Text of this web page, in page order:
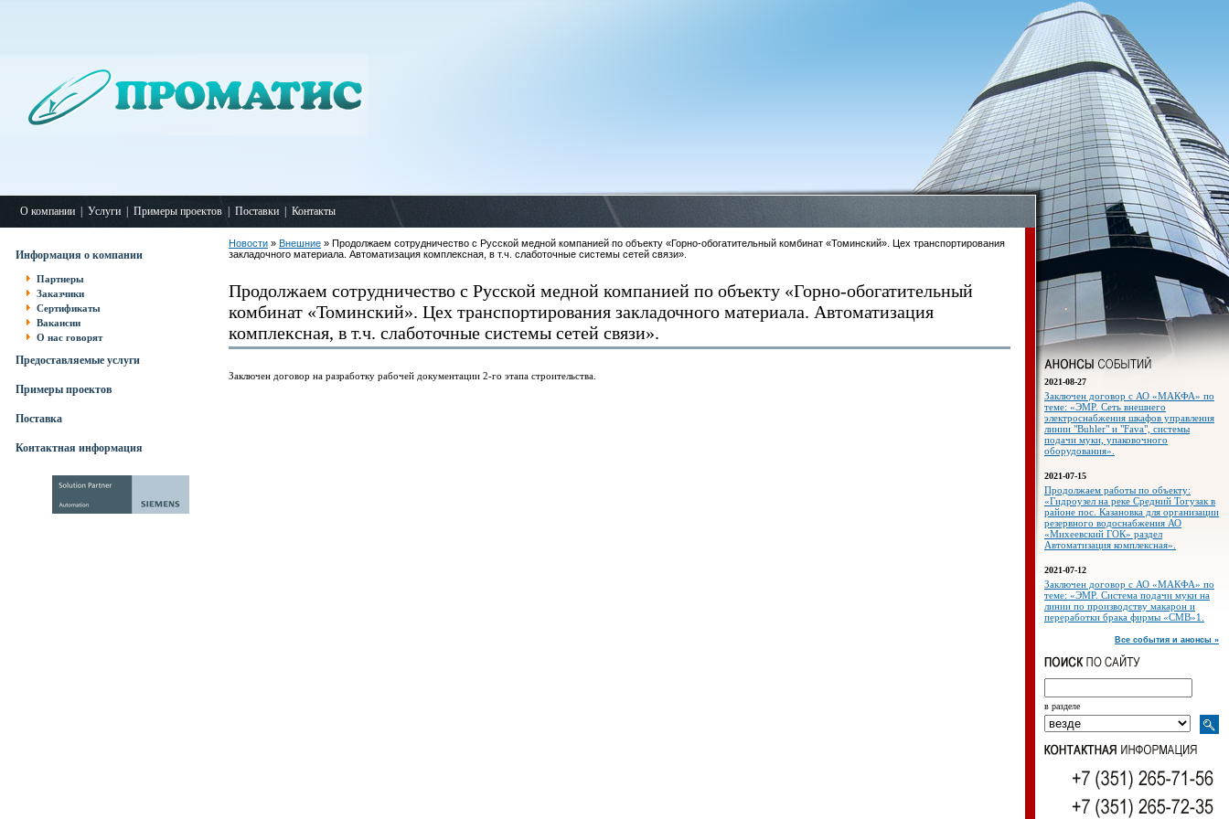
О компании Услуги Примеры проектов Поставки Контакты
Информация о компании
Партнеры
Заказчики
Сертификаты
Вакансии
О нас говорят
Предоставляемые услуги
Примеры проектов
Поставка
Контактная информация
Новости » Внешние » Продолжаем сотрудничество с Русской медной компанией по объекту «Горно-обогатительный комбинат «Томинский». Цех транспортирования
закладочного материала. Автоматизация комплексная, в т.ч. слаботочные системы сетей связи».
Продолжаем сотрудничество с Русской медной компанией по объекту «Горно-обогатительный
комбинат «Томинский». Цех транспортирования закладочного материала. Автоматизация
комплексная, в т.ч. слаботочные системы сетей связи».
Заключен договор на разработку рабочей документации 2-го этапа строительства.
2021-08-27
Заключен договор с АО «МАКФА» по
теме: «ЭМР. Сеть внешнего
электроснабжения шкафов управления
линии "Buhler" и "Fava", системы
подачи муки, упаковочного
оборудования».
2021-07-15
Продолжаем работы по объекту:
«Гидроузел на реке Средний Тогузак в
районе пос. Казановка для организации
резервного водоснабжения АО
«Михеевский ГОК» раздел
Автоматизация комплексная».
2021-07-12
Заключен договор с АО «МАКФА» по
теме: «ЭМР. Система подачи муки на
линии по производству макарон и
переработки брака фирмы «СМВ»1.
Все события и анонсы »
в разделе